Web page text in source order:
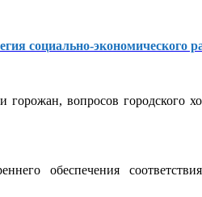
социально-экономического
вопросов городского
обеспечения